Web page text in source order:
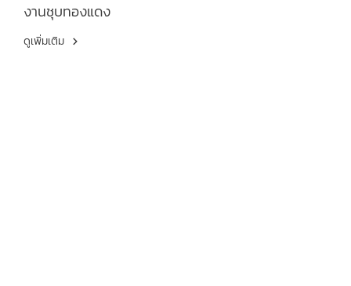
งานชุบทองแดง
ดูเพิ่มเติม